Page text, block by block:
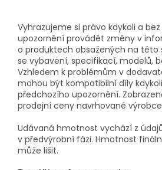
Vyhrazujeme si právo kdykoli a
upozornění provádět změny v
o produktech obsažených na
se vybavení, specifikací, modelů,
Vzhledem k problémům v
mohou být kompatibilní díly
předchozího upozornění.
prodejní ceny navrhované
Udávaná hmotnost vychází z
v předvýrobní fázi. Hmotnost
může lišit.